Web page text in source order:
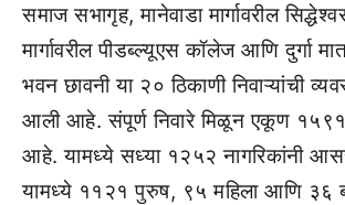
समाज सभागृह, मानेवाडा मार्गावरील
मार्गावरील पीडब्ल्यूएस कॉलेज आणि दुर्गा
भवन छावनी या २० ठिकाणी निवाऱ्यांची
आली आहे. संपूर्ण निवारे मिळून एकूण १५९१
आहे. यामध्ये सध्या १२५२ नागरिकांनी
यामध्ये ११२१ पुरुष, ९५ महिला आणि ३६